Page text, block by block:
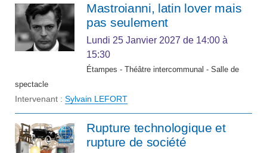
Mastroianni, latin lover mais
pas seulement
Lundi 25 Janvier 2027 de 14:00 à
15:30
Étampes - Théâtre intercommunal - Salle de
spectacle
Intervenant : Sylvain LEFORT
Rupture technologique et
rupture de société